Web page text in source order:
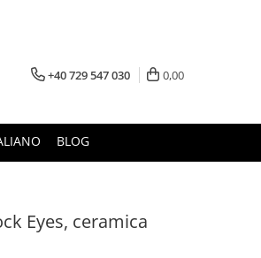
+40 729 547 030 0,00
BLOG
Eyes, ceramica